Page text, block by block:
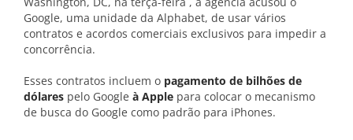
Google, uma unidade da Alphabet, de usar vários
contratos e acordos comerciais exclusivos para impedir a
concorrência.
Esses contratos incluem o pagamento de bilhões de
dólares pelo Google à Apple para colocar o mecanismo
de busca do Google como padrão para iPhones.